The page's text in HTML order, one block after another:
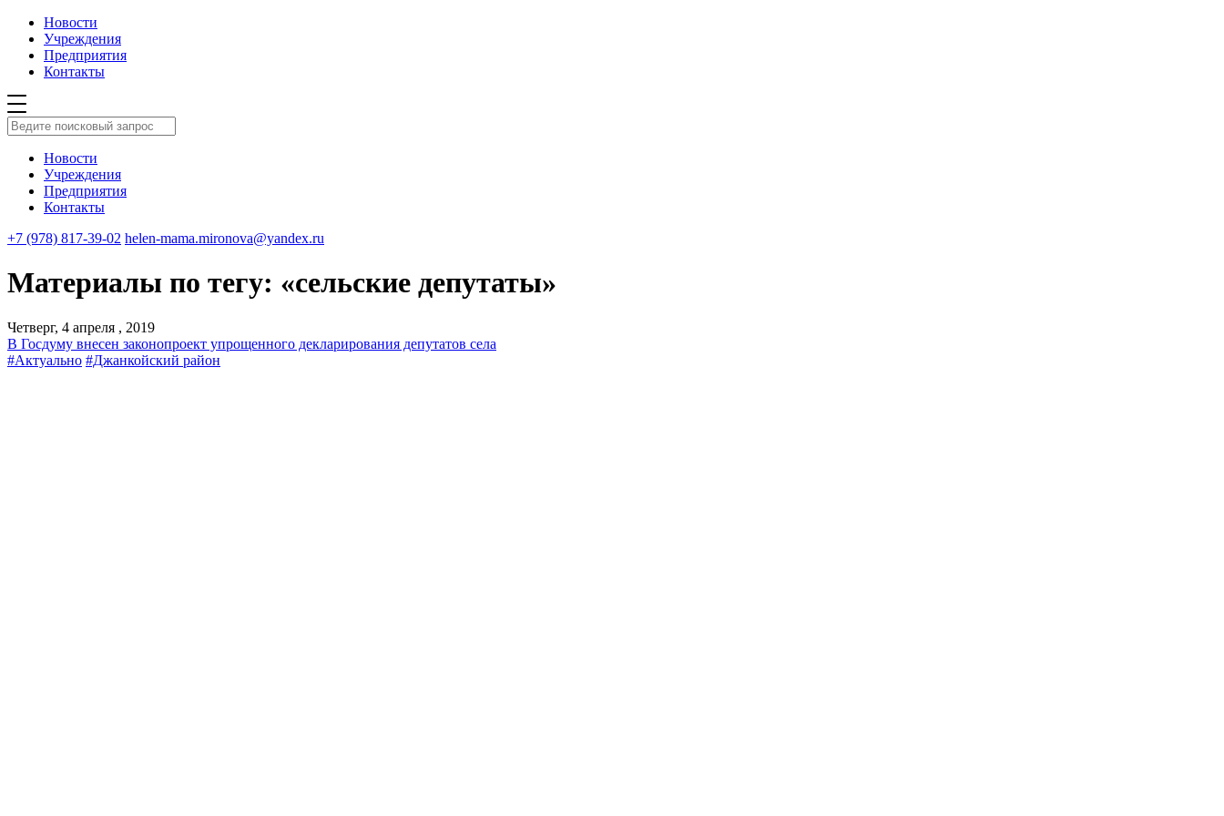
Новости
Учреждения
Предприятия
Контакты
Новости
Учреждения
Предприятия
Контакты
+7 (978) 817-39-02 helen-mama.mironova@yandex.ru
Материалы по тегу: «сельские депутаты»
Четверг, 4 апреля , 2019
В Госдуму внесен законопроект упрощенного декларирования депутатов села
#Актуально #Джанкойский район